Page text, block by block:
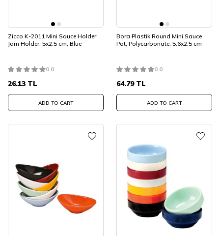
Zicco K-2011 Mini Sauce Holder
Jam Holder, 5x2.5 cm, Blue
0.0
26.13 TL
ADD TO CART
Bora Plastik Round Mini Sauce
Pot, Polycarbonate, 5.6x2.5 cm
0.0
64.79TL
ADD TO CART